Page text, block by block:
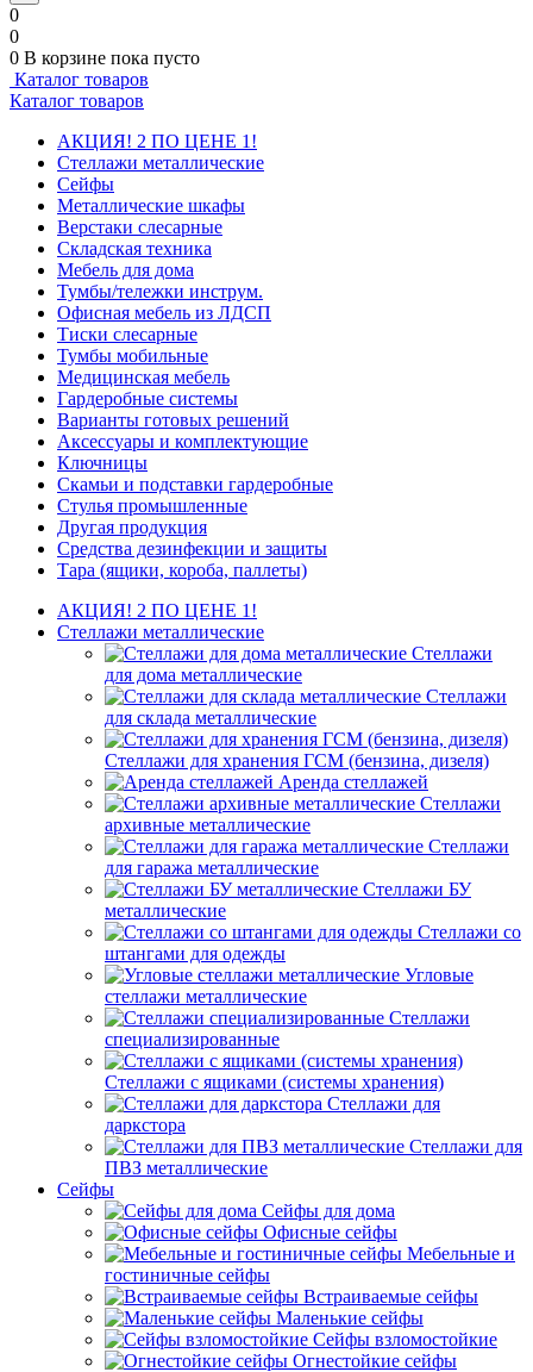
0
0
0 В корзине пока пусто
Каталог товаров
Каталог товаров
АКЦИЯ! 2 ПО ЦЕНЕ 1!
Стеллажи металлические
Сейфы
Металлические шкафы
Верстаки слесарные
Складская техника
Мебель для дома
Тумбы/тележки инструм.
Офисная мебель из ЛДСП
Тиски слесарные
Тумбы мобильные
Медицинская мебель
Гардеробные системы
Варианты готовых решений
Аксессуары и комплектующие
Ключницы
Скамьи и подставки гардеробные
Стулья промышленные
Другая продукция
Средства дезинфекции и защиты
Тара (ящики, короба, паллеты)
АКЦИЯ! 2 ПО ЦЕНЕ 1!
Стеллажи металлические
Стеллажи
для дома металлические
Стеллажи
для склада металлические
Стеллажи для хранения ГСМ (бензина, дизеля)
Аренда стеллажей
Стеллажи
архивные металлические
Стеллажи
для гаража металлические
Стеллажи БУ
металлические
Стеллажи со
штангами для одежды
Угловые
стеллажи металлические
Стеллажи
специализированные
Стеллажи с ящиками (системы хранения)
Стеллажи для
даркстора
Стеллажи для
ПВЗ металлические
Сейфы
Сейфы для дома
Офисные сейфы
Мебельные и
гостиничные сейфы
Встраиваемые сейфы
Маленькие сейфы
Сейфы взломостойкие
Огнестойкие сейфы